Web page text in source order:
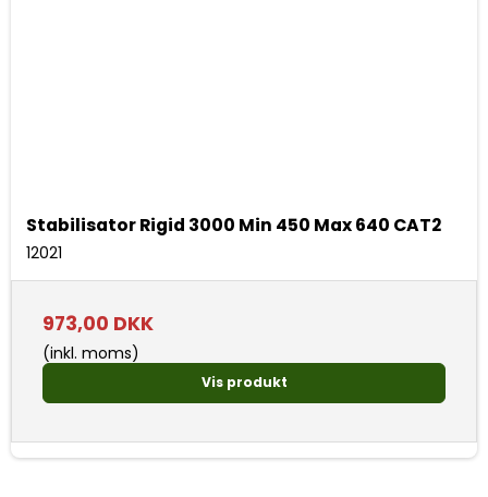
Stabilisator Rigid 3000 Min 450 Max 640 CAT2
12021
973,00 DKK
(inkl. moms)
Vis produkt